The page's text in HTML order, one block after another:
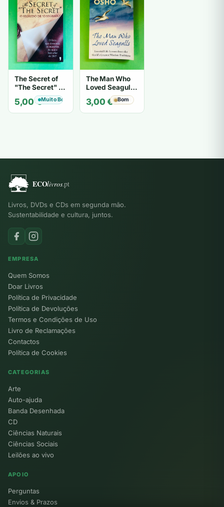
The Secret of
"The Secret" O
Segredo de "O
Segredo" -
Karen Kelly
5,00€Muito Bom
The Man Who
Loved Seagulls
3,00€ Bom
Livros, DVDs e CDs em segunda mão.
Sustentabilidade e cultura, juntos.
EMPRESA
Quem Somos
Doar Livros
Política de Privacidade
Política de Devoluções
Termos e Condições de Uso
Livro de Reclamações
Contactos
Política de Cookies
CATEGORIAS
Arte
Auto-ajuda
Banda Desenhada
CD
Ciências Naturais
Ciências Sociais
Leilões ao vivo
APOIO
Perguntas
Envios & Prazos